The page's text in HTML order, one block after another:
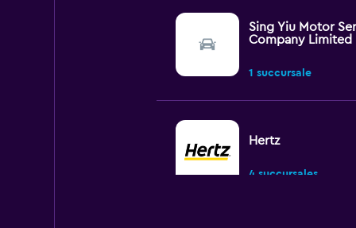
Sing Yiu Motor
Company Limited
1 succursale
Hertz
4 succursales